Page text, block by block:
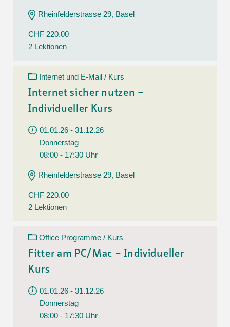
Rheinfelderstrasse 29, Basel
CHF 220.00
2 Lektionen
Internet und E-Mail / Kurs
Internet sicher nutzen –
Individueller Kurs
01.01.26 - 31.12.26
Donnerstag
08:00 - 17:30 Uhr
Rheinfelderstrasse 29, Basel
CHF 220.00
2 Lektionen
Office Programme / Kurs
Fitter am PC/Mac – Individueller
Kurs
01.01.26 - 31.12.26
Donnerstag
08:00 - 17:30 Uhr